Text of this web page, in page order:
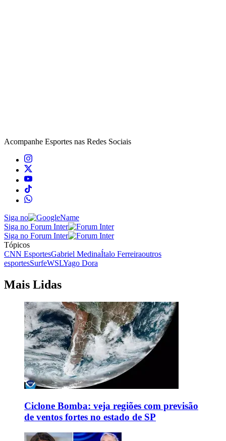
Acompanhe Esportes nas Redes Sociais
Siga no
Siga no Forum Inter
Siga no Forum Inter
Tópicos
CNN EsportesGabriel MedinaÍtalo Ferreiraoutros
esportesSurfeWSLYago Dora
Mais Lidas
Ciclone Bomba: veja regiões com previsão
de ventos fortes no estado de SP